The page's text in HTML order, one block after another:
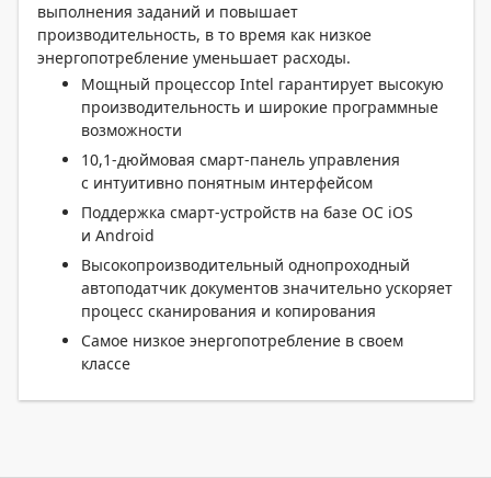
выполнения заданий и повышает
производительность, в то время как низкое
энергопотребление уменьшает расходы.
Мощный процессор Intel гарантирует высокую
производительность и широкие программные
возможности
10,1-дюймовая смарт-панель управления
с интуитивно понятным интерфейсом
Поддержка смарт-устройств на базе ОС iOS
и Android
Высокопроизводительный однопроходный
автоподатчик документов значительно ускоряет
процесс сканирования и копирования
Самое низкое энергопотребление в своем
классе